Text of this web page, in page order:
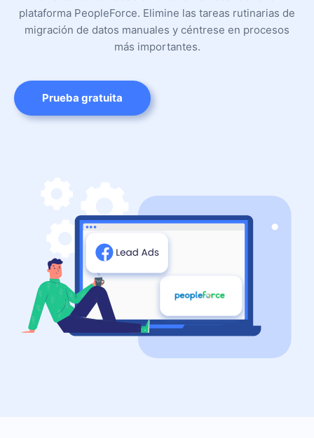
plataforma PeopleForce. Elimine las tareas rutinarias de
migración de datos manuales y céntrese en procesos
más importantes.
Prueba gratuita